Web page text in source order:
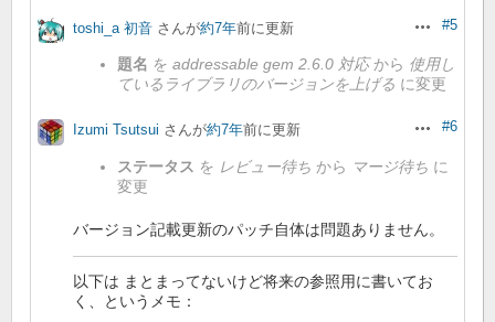
操作#5
toshi_a 初音 さんが約7年前に更新
題名 を addressable gem 2.6.0 対応から 使用し
ているライブラリのバージョンを上げる に変更
操作#6
Izumi Tsutsui さんが約7年前に更新
ステータス を レビュー待ち から マージ待ち に
変更
バージョン記載更新のパッチ自体は問題ありません。
以下は まとまってないけど将来の参照用に書いてお
く、というメモ：